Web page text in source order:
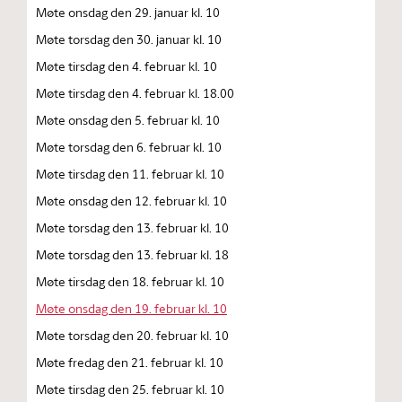
Møte onsdag den 29. januar kl. 10
Møte torsdag den 30. januar kl. 10
Møte tirsdag den 4. februar kl. 10
Møte tirsdag den 4. februar kl. 18.00
Møte onsdag den 5. februar kl. 10
Møte torsdag den 6. februar kl. 10
Møte tirsdag den 11. februar kl. 10
Møte onsdag den 12. februar kl. 10
Møte torsdag den 13. februar kl. 10
Møte torsdag den 13. februar kl. 18
Møte tirsdag den 18. februar kl. 10
Møte onsdag den 19. februar kl. 10
Møte torsdag den 20. februar kl. 10
Møte fredag den 21. februar kl. 10
Møte tirsdag den 25. februar kl. 10